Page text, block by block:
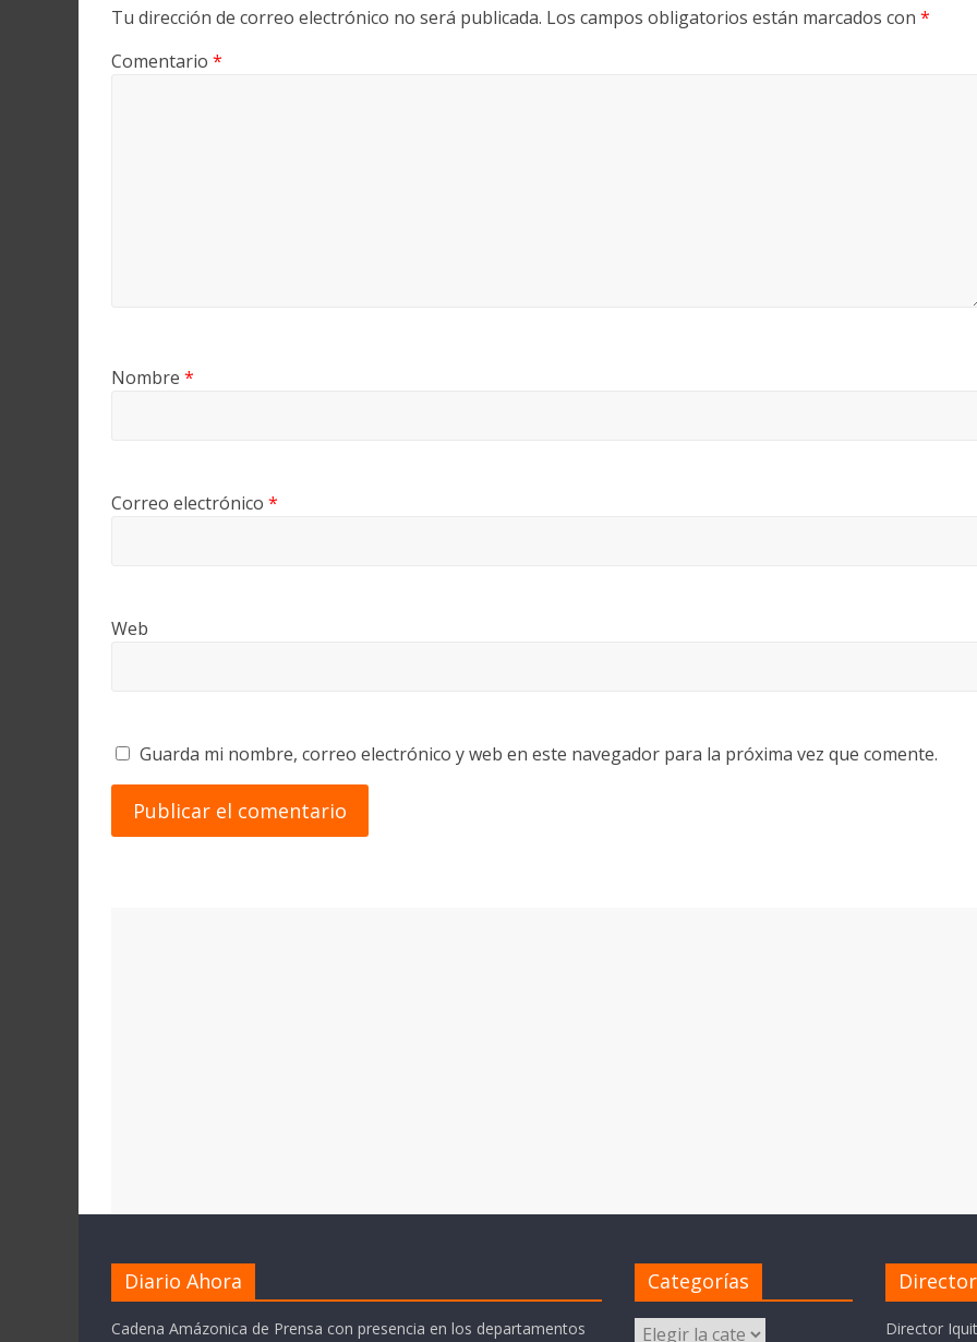
Tu dirección de correo electrónico no será publicada. Los campos obligatorios están marcados con *
Comentario *
Nombre *
Correo electrónico *
Web
Guarda mi nombre, correo electrónico y web en este navegador para la próxima vez que comente.
Diario Ahora
Cadena Amázonica de Prensa con presencia en los departamentos
Categorías
Categorías
Director